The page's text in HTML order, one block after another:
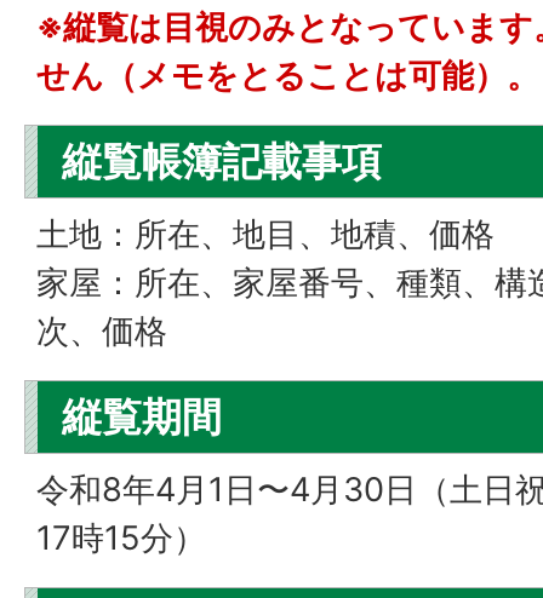
※縦覧は目視のみとなっていま
せん（メモをとることは可能）。
縦覧帳簿記載事項
土地：所在、地目、地積、価格
家屋：所在、家屋番号、種類、構
次、価格
縦覧期間
令和8年4月1日〜4月30日（土日
17時15分）